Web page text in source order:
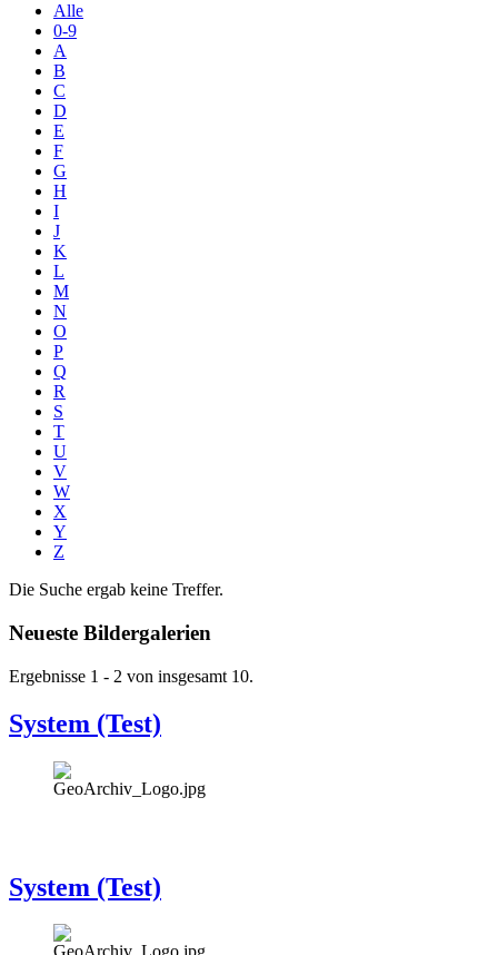
Alle
0-9
A
B
C
D
E
F
G
H
I
J
K
L
M
N
O
P
Q
R
S
T
U
V
W
X
Y
Z
Die Suche ergab keine Treffer.
Neueste Bildergalerien
Ergebnisse 1 - 2 von insgesamt 10.
System (Test)
System (Test)